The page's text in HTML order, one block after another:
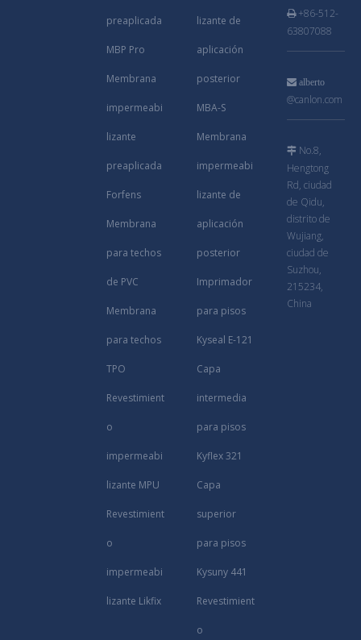
preaplicada
MBP Pro
Membrana
impermeabi
lizante
preaplicada
Forfens
Membrana
para techos
de PVC
Membrana
para techos
TPO
Revestimient
o
impermeabi
lizante MPU
Revestimient
o
impermeabi
lizante Likfix
lizante de
aplicación
posterior
MBA-S
Membrana
impermeabi
lizante de
aplicación
posterior
Imprimador
para pisos
Kyseal E-121
Capa
intermedia
para pisos
Kyflex 321
Capa
superior
para pisos
Kysuny 441
Revestimient
o
+86-512-
63807088
 alberto
@canlon.com
 No.8,
Hengtong
Rd, ciudad
de Qidu,
distrito de
Wujiang,
ciudad de
Suzhou,
215234,
China